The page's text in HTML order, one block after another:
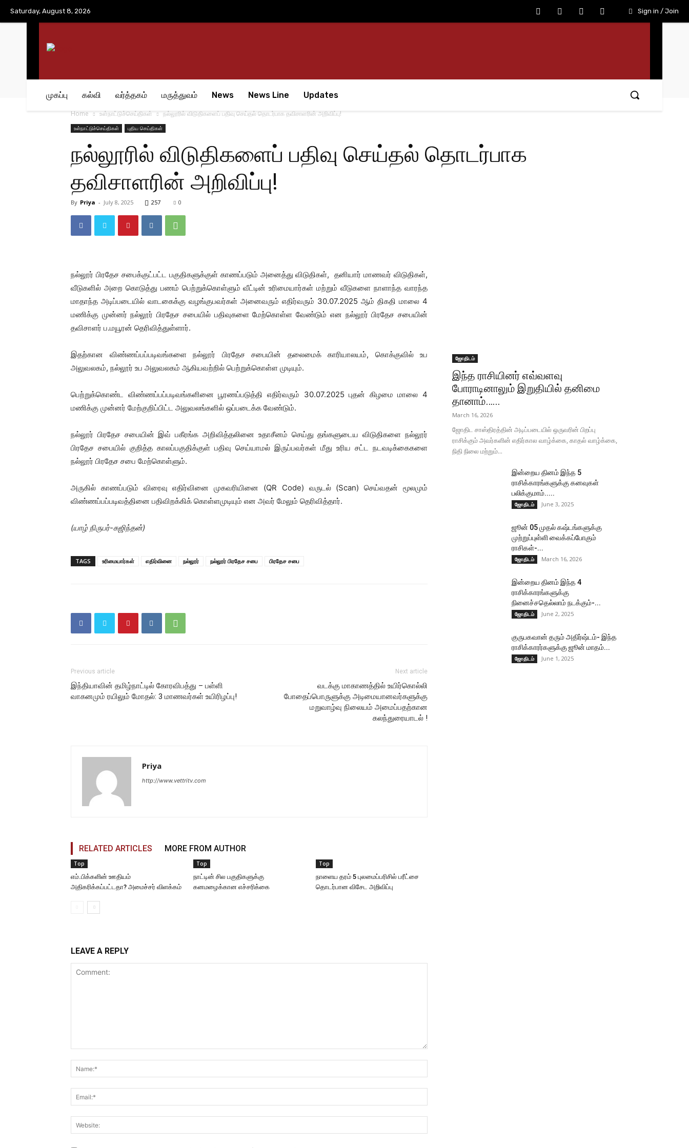
Saturday, August 8, 2026 Sign in / Join
முகப்பு கல்வி வர்த்தகம் மருத்துவம் News News Line Updates
Home உள்நாட்டுச்செய்திகள் நல்லூரில் விடுதிகளைப் பதிவு செய்தல் தொடர்பாக தவிசாளரின் அறிவிப்பு!
உள்நாட்டுச்செய்திகள் புதிய செய்திகள்
நல்லூரில் விடுதிகளைப் பதிவு செய்தல் தொடர்பாக
தவிசாளரின் அறிவிப்பு!
By Priya - July 8, 2025 257 0
நல்லூர் பிரதேச சபைக்குட்பட்ட பகுதிகளுக்குள் காணப்படும் அனைத்து விடுதிகள், தனியார் மாணவர் விடுதிகள்,
வீடுகளில் அறை கொடுத்து பணம் பெற்றுக்கொள்ளும் வீட்டின் உரிமையார்கள் மற்றும் வீடுகளை நாளாந்த வாரந்த
மாதாந்த அடிப்படையில் வாடகைக்கு வழங்குபவர்கள் அனைவரும் எதிர்வரும் 30.07.2025 ஆம் திகதி மாலை 4
மணிக்கு முன்னர் நல்லூர் பிரதேச சபையில் பதிவுகளை மேற்கொள்ள வேண்டும் என நல்லூர் பிரதேச சபையின்
தவிசாளர் ப.மயூரன் தெரிவித்துள்ளார்.
இதற்கான விண்ணப்பப்படிவங்களை நல்லூர் பிரதேச சபையின் தலைமைக் காரியாலயம், கொக்குவில் உப
அலுவலகம், நல்லூர் உப அலுவலகம் ஆகியவற்றில் பெற்றுக்கொள்ள முடியும்.
பெற்றுக்கொண்ட விண்ணப்பப்படிவங்களினை பூரணப்படுத்தி எதிர்வரும் 30.07.2025 புதன் கிழமை மாலை 4
மணிக்கு முன்னர் மேற்குறிப்பிட்ட அலுவலங்களில் ஒப்படைக்க வேண்டும்.
நல்லூர் பிரதேச சபையின் இவ் பகீரங்க அறிவித்தலினை உதாசீனம் செய்து தங்களுடைய விடுதிகளை நல்லூர்
பிரதேச சபையில் குறித்த காலப்பகுதிக்குள் பதிவு செய்யாமல் இருப்பவர்கள் மீது உரிய சட்ட நடவடிக்கைகளை
நல்லூர் பிரதேச சபை மேற்கொள்ளும்.
அருகில் காணப்படும் விரைவு எதிர்வினை முகவரியினை (QR Code) வருடல் (Scan) செய்வதன் மூலமும்
விண்ணப்பப்படிவத்தினை பதிவிறக்கிக் கொள்ளமுடியும் என அவர் மேலும் தெரிவித்தார்.
(யாழ் நிருபர்-கஜிந்தன்)
TAGS உரிமையார்கள் எதிர்வினை நல்லூர் நல்லூர் பிரதேச சபை பிரதேச சபை
Previous article
இந்தியாவின் தமிழ்நாட்டில் கோரவிபத்து – பள்ளி
வாகனமும் ரயிலும் மோதல்: 3 மாணவர்கள் உயிரிழப்பு!
Next article
வடக்கு மாகாணத்தில் உயிர்கொல்லி
போதைப்பொருளுக்கு அடிமையானவர்களுக்கு
மறுவாழ்வு நிலையம் அமைப்பதற்கான
கலந்துரையாடல் !
Priya
http://www.vettritv.com
RELATED ARTICLES MORE FROM AUTHOR
Top
எம்.பிக்களின் ஊதியம்
அதிகரிக்கப்பட்டதா? அமைச்சர் விளக்கம்
Top
நாட்டின் சில பகுதிகளுக்கு
கனமழைக்கான எச்சரிக்கை
Top
நாளைய தரம் 5 புலமைப்பரிசில் பரீட்சை
தொடர்பான விசேட அறிவிப்பு
LEAVE A REPLY
ஜோதிடம்
இந்த ராசியினர் எவ்வளவு
போராடினாலும் இறுதியில் தனிமை
தானாம்…...
March 16, 2026
ஜோதிட சாஸ்திரத்தின் அடிப்படையில் ஒருவரின் பிறப்பு
ராசிக்கும் அவர்களின் எதிர்கால வாழ்க்கை, காதல் வாழ்க்கை,
நிதி நிலை மற்றும்...
இன்றைய தினம் இந்த 5
ராசிக்காரங்களுக்கு கனவுகள்
பலிக்குமாம்.....
ஜோதிடம் June 3, 2025
ஜூன் 05 முதல் கஷ்டங்களுக்கு
முற்றுப்புள்ளி வைக்கப்போகும்
ராசிகள்-...
ஜோதிடம் March 16, 2026
இன்றைய தினம் இந்த 4
ராசிக்காரங்களுக்கு
நினைச்சதெல்லாம் நடக்கும்-...
ஜோதிடம் June 2, 2025
குருபகவான் தரும் அதிர்ஷ்டம்- இந்த
ராசிக்காரர்களுக்கு ஜூன் மாதம்...
ஜோதிடம் June 1, 2025